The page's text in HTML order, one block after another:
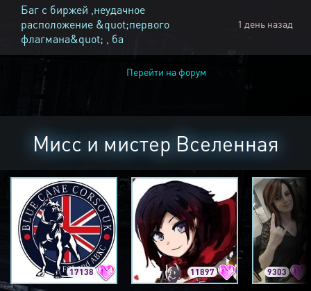
Баг с биржей ,неудачное
расположение &quot;первого
флагмана&quot; , ба
1 день назад
Перейти на форум
Мисс и мистер Вселенная
17138 11897 9303